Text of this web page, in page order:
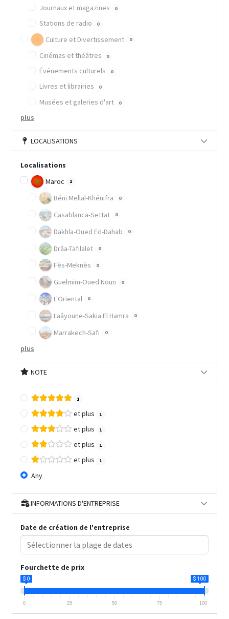
Journaux et magazines 0
Stations de radio 0
Culture et Divertissement 0
Cinémas et théâtres 0
Événements culturels 0
Livres et librairies 0
Musées et galeries d'art 0
plus
LOCALISATIONS
Localisations
Maroc
1
Béni Mellal-Khénifra 0
Casablanca-Settat 0
Dakhla-Oued Ed-Dahab 0
Drâa-Tafilalet 0
Fès-Meknès 0
Guelmim-Oued Noun 0
L'Oriental 0
Laâyoune-Sakia El Hamra 0
Marrakech-Safi 0
plus
NOTE
1
et plus 1
et plus 1
et plus 1
et plus 1
Any
INFORMATIONS D'ENTREPRISE
Date de création de l'entreprise
Fourchette de prix
$ 0 $ 100
0 25 50 75 100